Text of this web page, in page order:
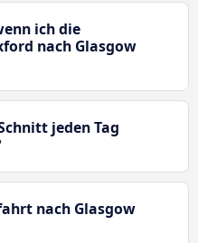
ich die
nach Glasgow
jeden Tag
nach Glasgow